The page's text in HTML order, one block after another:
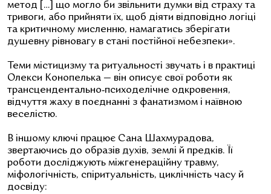
метод […] що могло би звільнити думки від страху та
тривоги, або прийняти їх, щоб діяти відповідно логіці
та критичному мисленню, намагатись зберігати
душевну рівновагу в стані постійної небезпеки».
Теми містицизму та ритуальності звучать і в практиці
Олекси Конопелька — він описує свої роботи як
трансцендентально‑психоделічне одкровення,
відчуття жаху в поєднанні з фанатизмом і наївною
веселістю.
В іншому ключі працює Сана Шахмурадова,
звертаючись до образів духів, землі й предків. Її
роботи досліджують міжгенераційну травму,
міфологічність, спіритуальність, циклічність часу й
досвіду: